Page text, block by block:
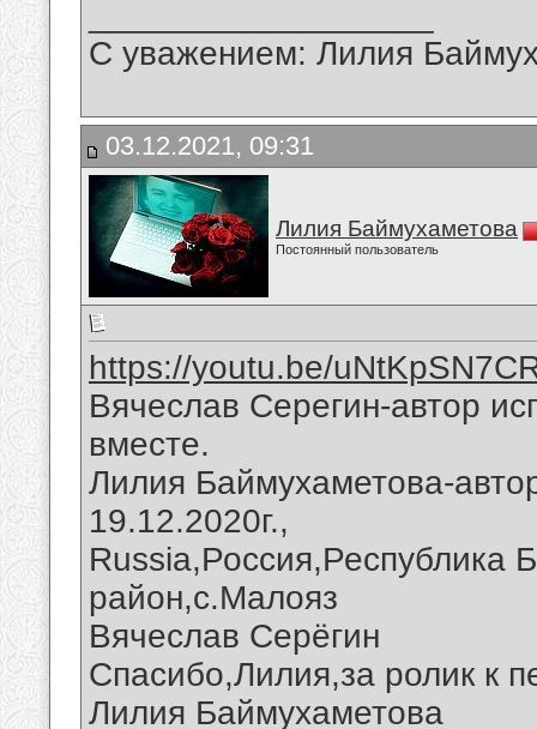
С уважением: Лилия
03.12.2021, 09:31
Лилия Баймухаметова
Постоянный пользователь
https://youtu.be/
Вячеслав Серегин-автор
вместе.
Лилия Баймухаметова-
19.12.2020г.,
Russia,Россия,Республика
район,с.Малояз
Вячеслав Серёгин
Спасибо,Лилия,за ролик к
Лилия Баймухаметова